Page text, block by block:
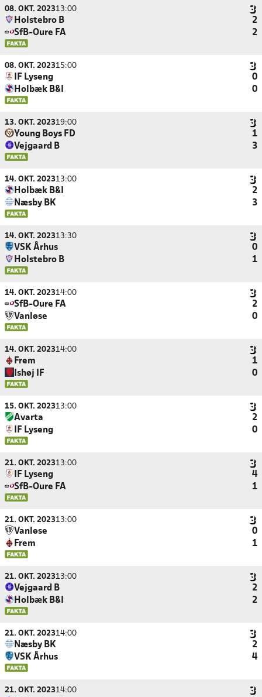
08. OKT. 202313:00
Holstebro B
2
SfB-Oure FA
2
08. OKT. 202315:00
IF Lyseng
0
Holbæk B&I
0
13. OKT. 202319:00
Young Boys FD
1
Vejgaard B
3
14. OKT. 202313:00
Holbæk B&I
2
Næsby BK
3
14. OKT. 202313:30
VSK Århus
0
Holstebro B
1
14. OKT. 202314:00
SfB-Oure FA
2
Vanløse
0
14. OKT. 202314:00
Frem
1
Ishøj IF
0
15. OKT. 202313:00
Avarta
2
IF Lyseng
0
21. OKT. 202313:00
IF Lyseng
4
SfB-Oure FA
1
21. OKT. 202313:00
Vanløse
0
Frem
1
21. OKT. 202313:00
Vejgaard B
2
Holbæk B&I
2
21. OKT. 202314:00
Næsby BK
2
VSK Århus
4
21. OKT. 202314:00